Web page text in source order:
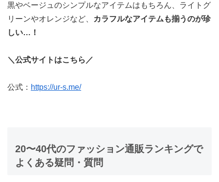
黒やベージュのシンプルなアイテムはもちろん、ライトグ
リーンやオレンジなど、
カラフルなアイテムも揃うのが珍
しい…！
＼公式サイトはこちら／
公式： https://ur-s.me/
20〜40代のファッション通販ランキングで
よくある疑問・質問